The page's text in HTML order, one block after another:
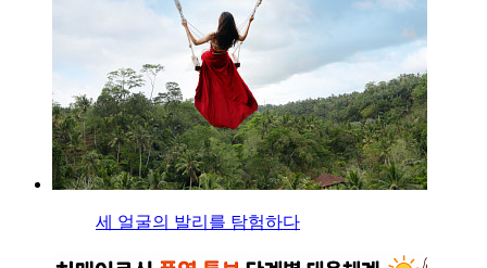
세 얼굴의 발리를 탐험하다